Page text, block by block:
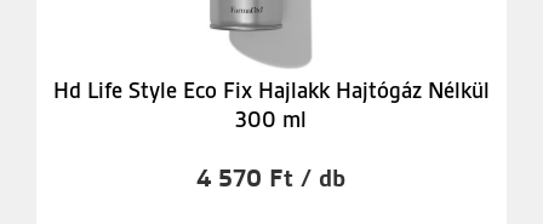
Hd Life Style Eco Fix Hajlakk Hajtógáz Nélkül
300 ml
4 570 Ft / db